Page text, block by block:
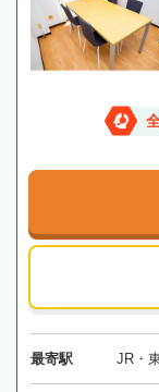
最寄駅 JR・